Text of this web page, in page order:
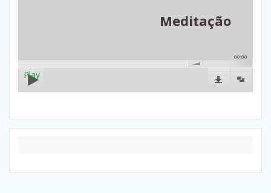
Meditação
00:00
Play